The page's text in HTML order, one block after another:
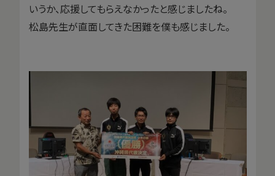
いうか、応援してもらえなかったと感じましたね。
松島先生が直面してきた困難を僕も感じました。